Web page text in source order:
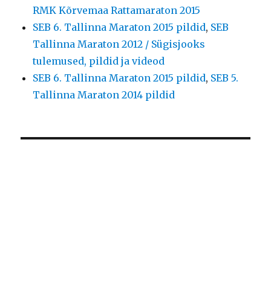
RMK Kõrvemaa Rattamaraton 2015
SEB 6. Tallinna Maraton 2015 pildid, SEB
Tallinna Maraton 2012 / Sügisjooks
tulemused, pildid ja videod
SEB 6. Tallinna Maraton 2015 pildid, SEB 5.
Tallinna Maraton 2014 pildid